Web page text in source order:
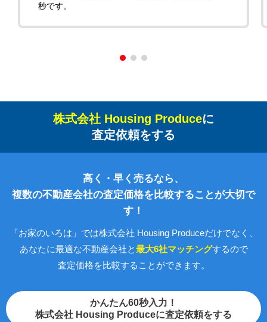
秒です。
株式会社 Housing Produceに
査定依頼をする
高く・早く売るなら、
複数の不動産会社の査定価格を比較することが大切で
す！
「お家のいろは」では株式会社 Housing Produceだけでなく、
あなたに最適な不動産会社と最大6社マッチングするので
査定価格を比較することができます。
かんたん60秒入力！
株式会社 Housing Produceに査定依頼をする